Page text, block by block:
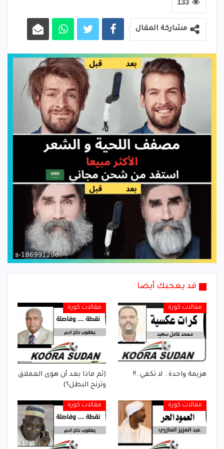
مشاركة المقال
قد يعجبك أيضا
مقالات كورة
هزيمة واحدة.. لا تكفي..!!
مقالات كورة
(ثم ماذا بعد أن هوى العملاق
وترنح البطل؟)
مقالات كورة مقالات كورة